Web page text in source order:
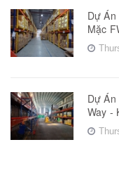
Dự Án
Mặc
Dự Án
Way -